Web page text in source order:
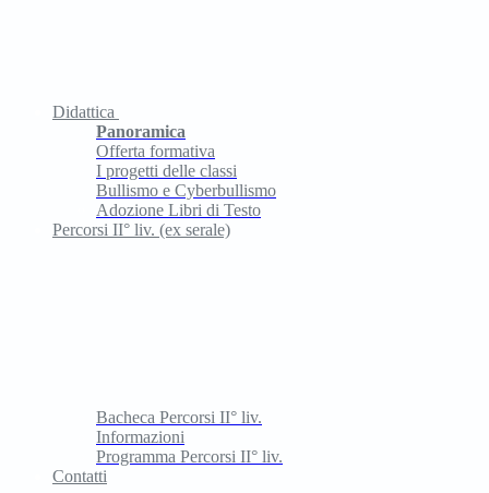
Didattica
Panoramica
Offerta formativa
I progetti delle classi
Bullismo e Cyberbullismo
Adozione Libri di Testo
Percorsi II° liv. (ex serale)
Bacheca Percorsi II° liv.
Informazioni
Programma Percorsi II° liv.
Contatti